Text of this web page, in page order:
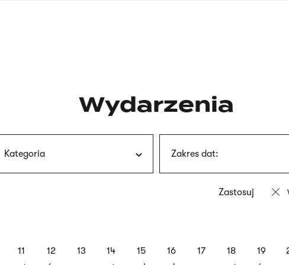
Wydarzenia
Kategoria Zakres dat:
11
12
13
14
15
16
17
18
19